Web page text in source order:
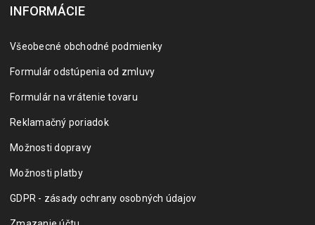
INFORMÁCIE
Všeobecné obchodné podmienky
Formulár odstúpenia od zmluvy
Formulár na vrátenie tovaru
Reklamačný poriadok
Možnosti dopravy
Možnosti platby
GDPR - zásady ochrany osobných údajov